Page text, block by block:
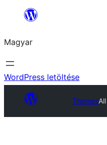
Ugrás
tartalomhoz
Magyar
WordPress letöltése
Themes